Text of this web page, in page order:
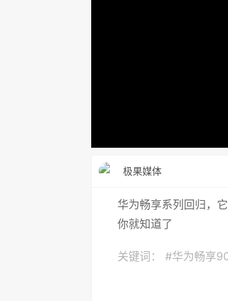
极果媒体
华为畅享系列回归，
你就知道了
关键词： #华为畅享